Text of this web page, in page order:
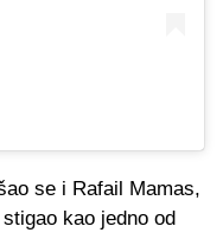
se i Rafail Mamas,
kao jedno od